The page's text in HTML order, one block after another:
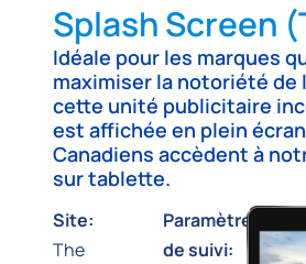
Splash Screen
Idéale pour les marques
maximiser la notoriété de
cette unité publicitaire
est affichée en plein
Canadiens accèdent à
sur tablette.
Site:
The
Paramètres
de suivi: